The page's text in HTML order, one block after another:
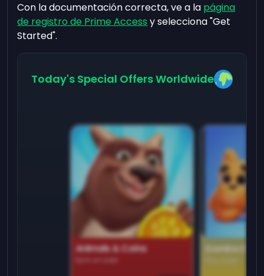
Con la documentación correcta, ve a la página
de registro de Prime Access y selecciona "Get
Started".
Today's Special Offers Worldwide
Animals & Coins
Earn on side
Domino